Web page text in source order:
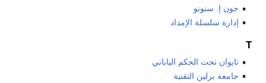
جون إ. سنونو
إدارة سلسلة الإمداد
T
تايوان تحت الحكم الياباني
جامعة برلين التقنية